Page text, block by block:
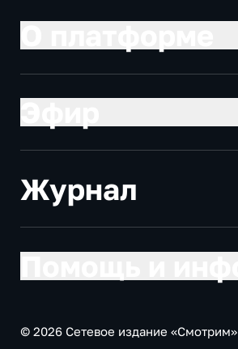
Журнал
© 2026 Сетевое издание «Смотрим»